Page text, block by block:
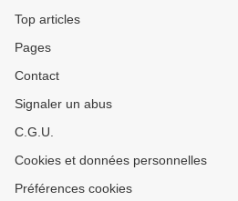
Top articles
Pages
Contact
Signaler un abus
C.G.U.
Cookies et données personnelles
Préférences cookies